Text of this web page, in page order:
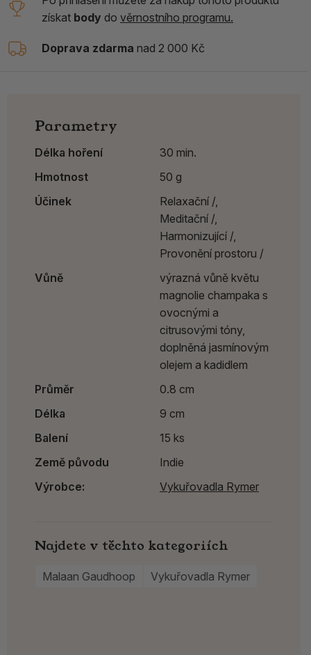
získat body do věrnostního programu.
Doprava zdarma nad 2 000 Kč
Parametry
Délka hoření
30 min.
Hmotnost
50 g
Účinek
Relaxační /,
Meditační /,
Harmonizující /,
Provonění prostoru /
Vůně
výrazná vůně květu
magnolie champaka s
ovocnými a
citrusovými tóny,
doplněná jasmínovým
olejem a kadidlem
Průměr
0.8 cm
Délka
9 cm
Balení
15 ks
Země původu
Indie
Výrobce:
Vykuřovadla Rymer
Najdete v těchto kategoriích
Malaan Gaudhoop Vykuřovadla Rymer